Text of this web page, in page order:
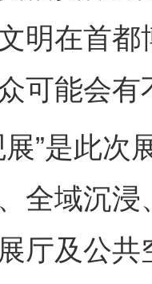
明在首
可能会有
是此次
全域沉
厅及公